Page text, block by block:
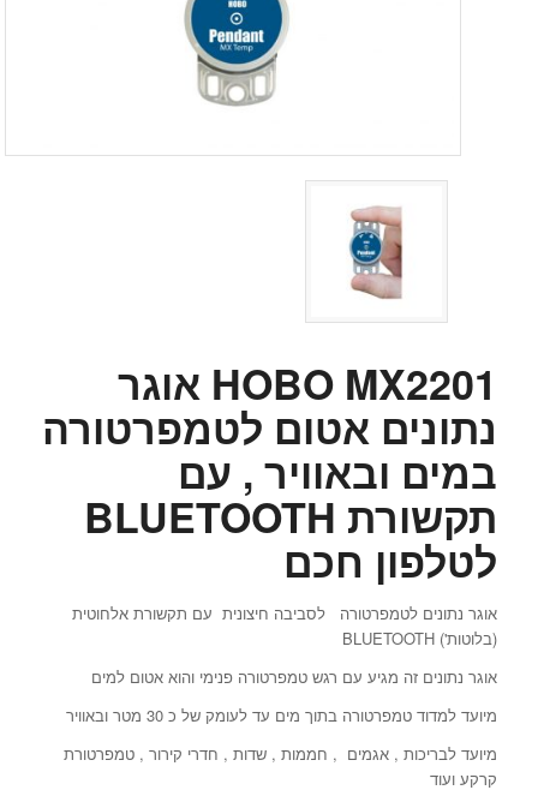
HOBO MX2201 אוגר
נתונים אטום לטמפרטורה
במים ובאוויר , עם
תקשורת BLUETOOTH
לטלפון חכם
אוגר נתונים לטמפרטורה לסביבה חיצונית עם תקשורת אלחוטית
(בלוטות') BLUETOOTH
אוגר נתונים זה מגיע עם רגש טמפרטורה פנימי והוא אטום למים
מיועד למדוד טמפרטורה בתוך מים עד לעומק של כ 30 מטר ובאוויר
מיועד לבריכות , אגמים , חממות , שדות , חדרי קירור , טמפרטורת
קרקע ועוד